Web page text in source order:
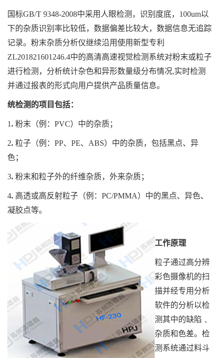
国标GB/T 9348-2008中采用人眼检测，识别度底，100um以
下的杂质识别率比较低，数据偏差比较大，数据信息无追踪
记录。粉末杂质分析仪继续沿用使用新型专利
ZL201821601246.4中的高清高速视觉检测系统对粉末或粒子
进行检测，分析统计杂色和异形数量级分布情况,实时检测
并通过报表的形式向用户提供产品质量信息。
统检测的项目包括：
1. 粉末（例：PVC）中的杂质；
2. 粒子（例：PP、PE、ABS）中的杂质，包括黑点、异
色；
3. 粉末和粒子外的纤维杂质，外来杂质；
4. 高透或高反射粒子（例：PC/PMMA）中的黑点、异色、
凝胶点等。
工作原理
粒子通过高分辨
彩色摄像机的扫
描并经专用分析
软件的分析以检
测其中的缺陷﹑
杂质和色差。检
测系统通过料斗